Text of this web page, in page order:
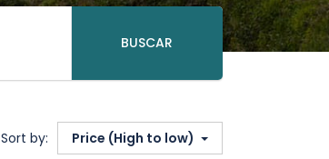
BUSCAR
Sort by: Price (High to low)